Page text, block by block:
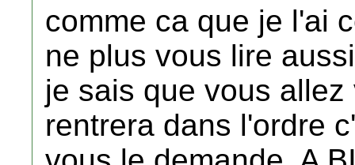
comme ca que je l'ai
ne plus vous lire
je sais que vous
rentrera dans l'ordre